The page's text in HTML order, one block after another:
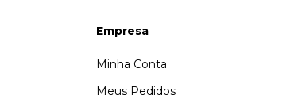
Empresa
Minha Conta
Meus Pedidos